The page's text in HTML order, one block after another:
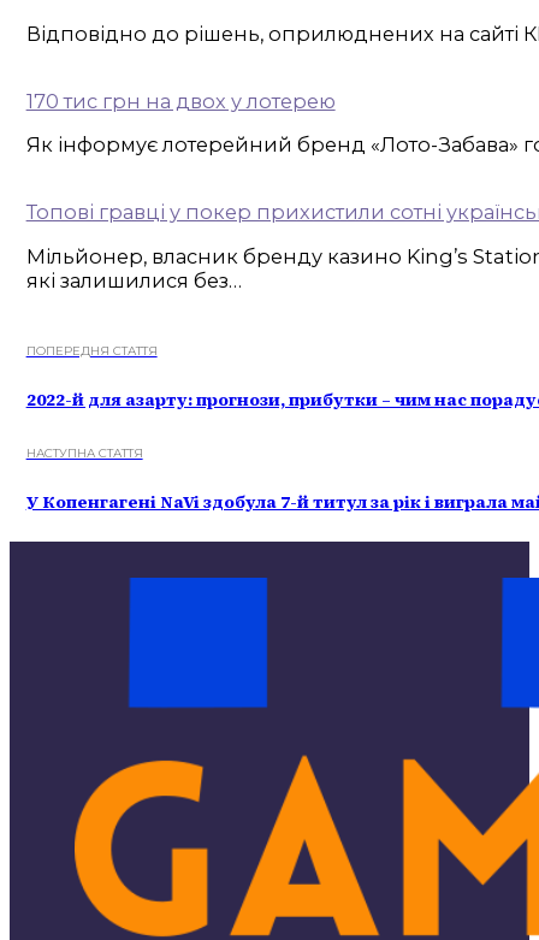
Відповідно до рішень, оприлюднених на сайті
170 тис грн на двох у лотерею
Як інформує лотерейний бренд «Лото-Забава»
Топові гравці у покер прихистили сотні
Мільйонер, власник бренду казино King’s
які залишилися без…
ПОПЕРЕДНЯ СТАТТЯ
2022-й для азарту: прогнози, прибутки – чим нас
НАСТУПНА СТАТТЯ
У Копенгагені NaVi здобула 7-й титул за рік і виграла